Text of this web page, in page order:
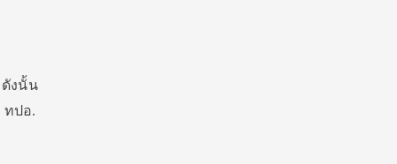
งนั้น
ทปอ.